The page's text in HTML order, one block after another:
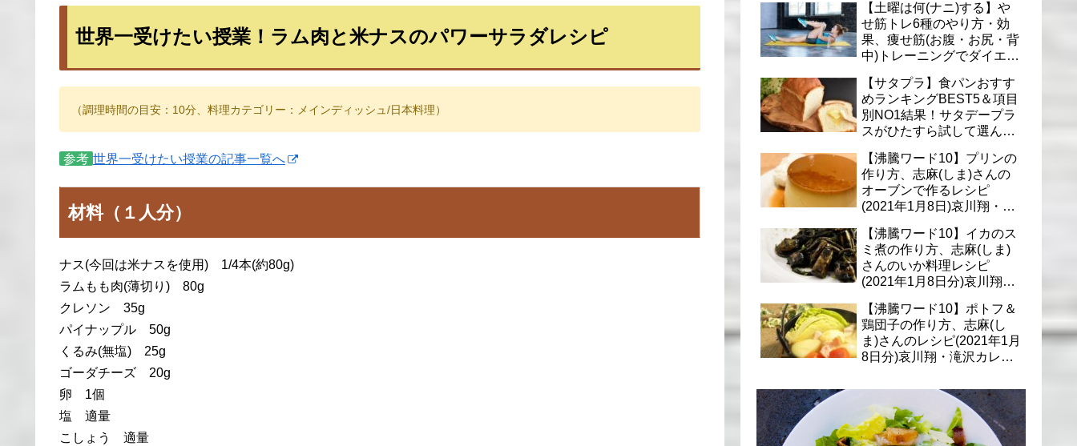
世界一受けたい授業！ラム肉と米ナスのパワーサラダレシピ
（調理時間の目安：10分、料理カテゴリー：メインディッシュ/日本料理）
参考 世界一受けたい授業の記事一覧へ
材料（１人分）
ナス(今回は米ナスを使用) 1/4本(約80g)
ラムもも肉(薄切り) 80g
クレソン 35g
パイナップル 50g
くるみ(無塩) 25g
ゴーダチーズ 20g
卵 1個
塩 適量
こしょう 適量
【土曜は何(ナニ)する】や
せ筋トレ6種のやり方・効
果、痩せ筋(お腹・お尻・背
中)トレーニングでダイエッ
【サタプラ】食パンおすす
めランキングBEST5＆項目
別NO1結果！サタデープラ
スがひたすら試して選んだ
【沸騰ワード10】プリンの
作り方、志麻(しま)さんの
オーブンで作るレシピ
(2021年1月8日)哀川翔・滝
理
【沸騰ワード10】イカのス
ミ煮の作り方、志麻(しま)
さんのいか料理レシピ
(2021年1月8日分)哀川翔・
【沸騰ワード10】ポトフ＆
鶏団子の作り方、志麻(し
ま)さんのレシピ(2021年1月
8日分)哀川翔・滝沢カレ